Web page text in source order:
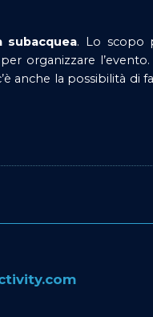
. Lo scopo
organizzare
anche la possibilità di